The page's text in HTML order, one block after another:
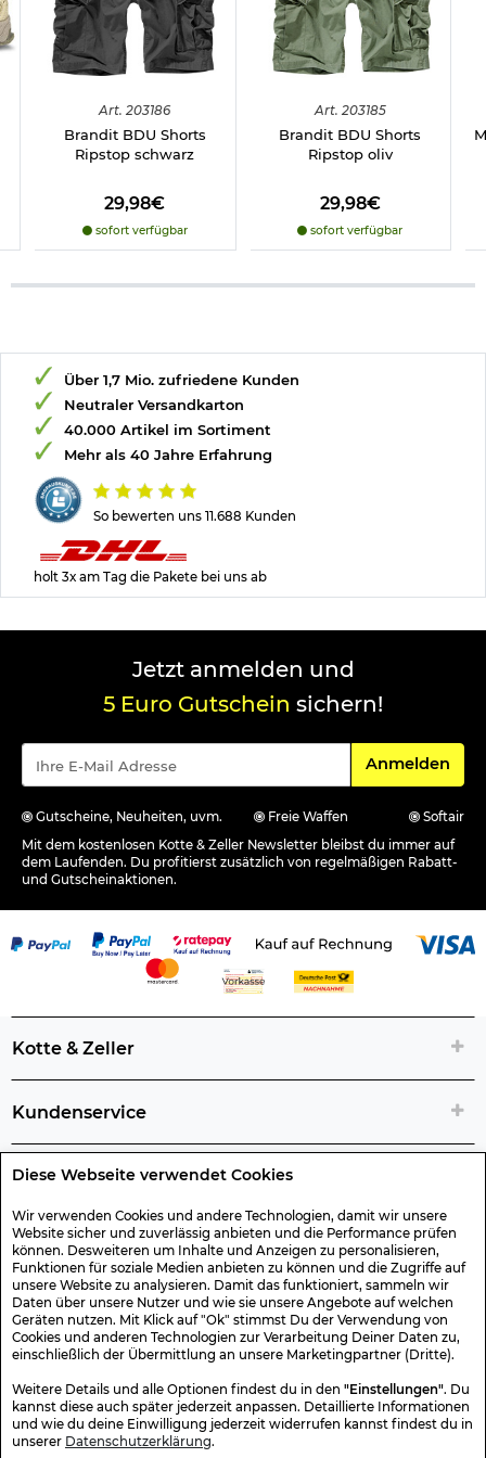
Diese Webseite verwendet Cookies
Wir verwenden Cookies und andere Technologien, damit wir unsere
Website sicher und zuverlässig anbieten und die Performance prüfen
können. Desweiteren um Inhalte und Anzeigen zu personalisieren,
Funktionen für soziale Medien anbieten zu können und die Zugriffe auf
unsere Website zu analysieren. Damit das funktioniert, sammeln wir
Daten über unsere Nutzer und wie sie unsere Angebote auf welchen
Geräten nutzen. Mit Klick auf "Ok" stimmst Du der Verwendung von
Cookies und anderen Technologien zur Verarbeitung Deiner Daten zu,
einschließlich der Übermittlung an unsere Marketingpartner (Dritte).
Weitere Details und alle Optionen findest du in den "Einstellungen". Du
kannst diese auch später jederzeit anpassen. Detaillierte Informationen
und wie du deine Einwilligung jederzeit widerrufen kannst findest du in
unserer Datenschutzerklärung.
Art. 203186
Brandit BDU Shorts
Ripstop schwarz
29,98€
sofort verfügbar
Art. 203185
Brandit BDU Shorts
Ripstop oliv
29,98€
sofort verfügbar
So bewerten uns 11.688 Kunden
Über 1,7 Mio. zufriedene Kunden
Neutraler Versandkarton
40.000 Artikel im Sortiment
Mehr als 40 Jahre Erfahrung
holt 3x am Tag die Pakete bei uns ab
Jetzt anmelden und
5 Euro Gutschein sichern!
Für den
Anmelden
Gutscheine, Neuheiten, uvm. Freie Waffen
Softair
Mit dem kostenlosen Kotte & Zeller Newsletter bleibst du immer auf
dem Laufenden. Du profitierst zusätzlich von regelmäßigen Rabatt-
und Gutscheinaktionen.
Kotte & Zeller
Kundenservice
Rechtliche Artikelinfos
Geschenk-Gutscheine
Versand & Rücksendung
Sicher Einkaufen